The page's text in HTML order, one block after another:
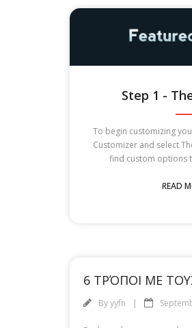
Step 1 -
To begin customizing
Customizer and select
find custom options
READ
6 ΤΡΌΠΟΙ ΜΕ
Byyyfn